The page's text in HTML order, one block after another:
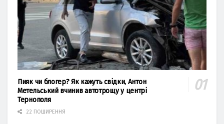
Пияк чи блогер? Як кажуть свідки, Антон
Метельський вчинив автотрощу у центрі
Тернополя
22 ПОШИРЕННЯ